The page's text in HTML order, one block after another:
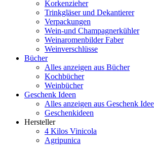
Korkenzieher
Trinkgläser und Dekantierer
Verpackungen
Wein-und Champagnerkühler
Weinaromenbilder Faber
Weinverschlüsse
Bücher
Alles anzeigen aus Bücher
Kochbücher
Weinbücher
Geschenk Ideen
Alles anzeigen aus Geschenk
Geschenkideen
Hersteller
4 Kilos Vinicola
Agripunica